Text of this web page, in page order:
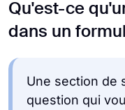
Qu'est-ce
dans un
Une section de
question qui